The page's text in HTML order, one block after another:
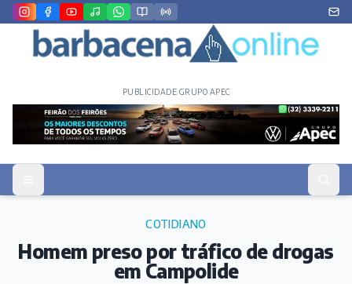
PUBLICIDADE GRUPO APEC
COTIDIANO
Homem preso por tráfico de drogas
em Campolide